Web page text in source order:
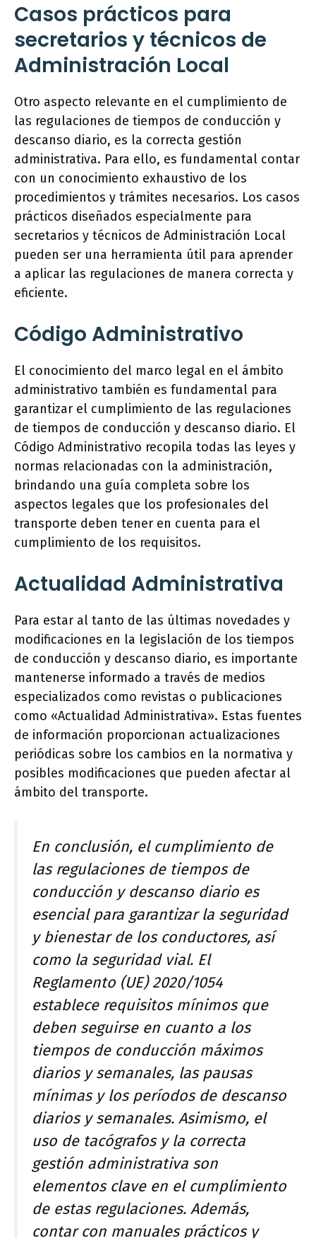
Casos prácticos para
secretarios y técnicos de
Administración Local
Otro aspecto relevante en el cumplimiento de
las regulaciones de tiempos de conducción y
descanso diario, es la correcta gestión
administrativa. Para ello, es fundamental contar
con un conocimiento exhaustivo de los
procedimientos y trámites necesarios. Los casos
prácticos diseñados especialmente para
secretarios y técnicos de Administración Local
pueden ser una herramienta útil para aprender
a aplicar las regulaciones de manera correcta y
eficiente.
Código Administrativo
El conocimiento del marco legal en el ámbito
administrativo también es fundamental para
garantizar el cumplimiento de las regulaciones
de tiempos de conducción y descanso diario. El
Código Administrativo recopila todas las leyes y
normas relacionadas con la administración,
brindando una guía completa sobre los
aspectos legales que los profesionales del
transporte deben tener en cuenta para el
cumplimiento de los requisitos.
Actualidad Administrativa
Para estar al tanto de las últimas novedades y
modificaciones en la legislación de los tiempos
de conducción y descanso diario, es importante
mantenerse informado a través de medios
especializados como revistas o publicaciones
como «Actualidad Administrativa». Estas fuentes
de información proporcionan actualizaciones
periódicas sobre los cambios en la normativa y
posibles modificaciones que pueden afectar al
ámbito del transporte.
En conclusión, el cumplimiento de
las regulaciones de tiempos de
conducción y descanso diario es
esencial para garantizar la seguridad
y bienestar de los conductores, así
como la seguridad vial. El
Reglamento (UE) 2020/1054
establece requisitos mínimos que
deben seguirse en cuanto a los
tiempos de conducción máximos
diarios y semanales, las pausas
mínimas y los períodos de descanso
diarios y semanales. Asimismo, el
uso de tacógrafos y la correcta
gestión administrativa son
elementos clave en el cumplimiento
de estas regulaciones. Además,
contar con manuales prácticos y